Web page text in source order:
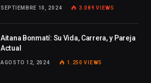
SEPTIEMBRE 10, 2024 3.089VIEWS
Aitana Bonmatí: Su Vida, Carrera, y Pareja
Actual
AGOSTO 12, 2024 1.250VIEWS